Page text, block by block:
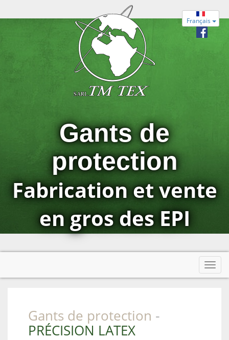
Gants de
protection
Fabrication et vente
en gros des EPI
Français
Gants de protection -
PRÉCISION LATEX